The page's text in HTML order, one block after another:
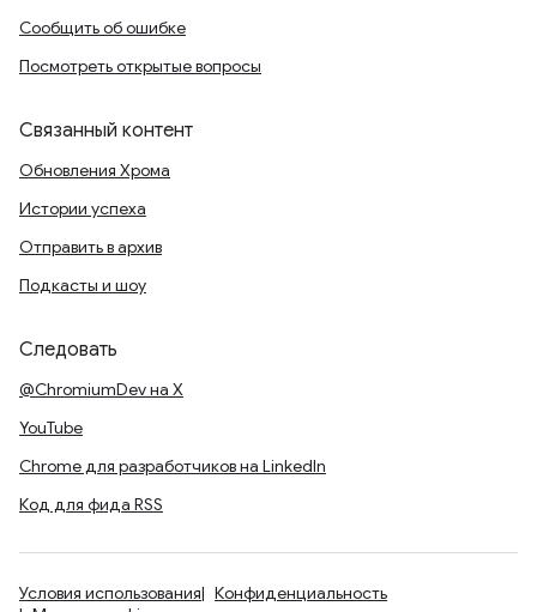
Сообщить об ошибке
Посмотреть открытые вопросы
Связанный контент
Обновления Хрома
Истории успеха
Отправить в архив
Подкасты и шоу
Следовать
@ChromiumDev на X
YouTube
Chrome для разработчиков на LinkedIn
Код для фида RSS
Условия использования
Конфиденциальность